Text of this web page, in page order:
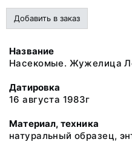
Добавить в заказ
Название
Насекомые. Жужелица
Датировка
16 августа 1983г
Материал, техника
натуральный образец,